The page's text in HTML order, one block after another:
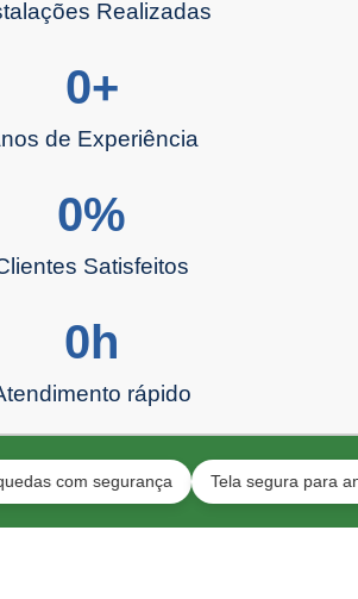
Realizadas
de Experiência
0+
Satisfeitos
0%
rápido
0h
segurança Tela segura para animais